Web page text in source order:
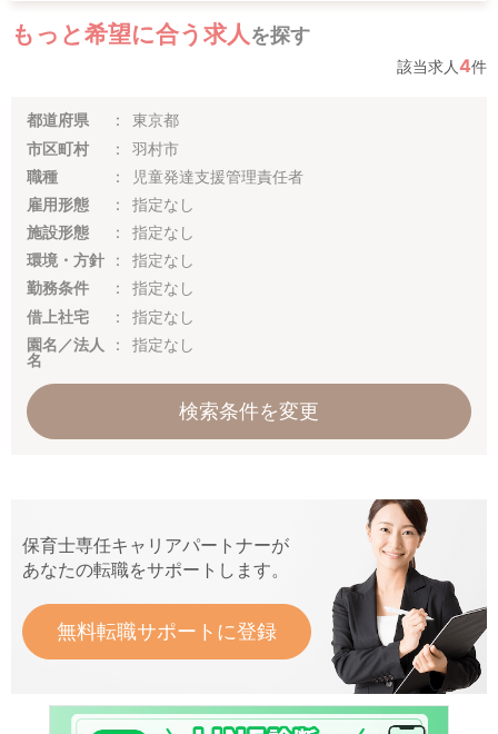
もっと希望に合う求人を探す
該当求人4件
都道府県
東京都
市区町村
羽村市
職種
児童発達支援管理責任者
雇用形態
指定なし
施設形態
指定なし
環境・方針
指定なし
勤務条件
指定なし
借上社宅
指定なし
園名／法人
名
指定なし
検索条件を変更
保育士専任キャリアパートナーが
あなたの転職をサポートします。
無料転職サポートに登録